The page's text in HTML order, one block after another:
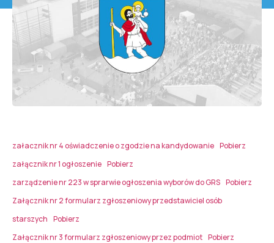
załacznik nr 4 oświadczenie o zgodzie na kandydowanie Pobierz
załącznik nr 1 ogłoszenie Pobierz
zarządzenie nr 223 w sprarwie ogłoszenia wyborów do GRS Pobierz
Załącznik nr 2 formularz zgłoszeniowy przedstawiciel osób
starszych Pobierz
Załącznik nr 3 formularz zgłoszeniowy przez podmiot Pobierz